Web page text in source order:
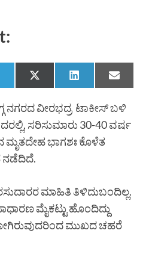
ನಗರದ ವೀರಭದ್ರ ಟಾಕೀಸ್ ಬಳಿ
ಸರಿಸುಮಾರು 30-40 ವರ್ಷ
ಭಾಗಶಃ ಕೊಳೆತ
ನಡೆದಿದೆ.
ಮಾಹಿತಿ ತಿಳಿದುಬಂದಿಲ್ಲ.
ಮೈಕಟ್ಟು ಹೊಂದಿದ್ದು
ಮುಖದ ಚಹರೆ